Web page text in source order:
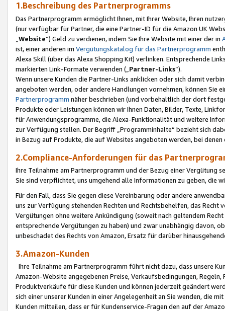
1.Beschreibung des Partnerprogramms
Das Partnerprogramm ermöglicht Ihnen, mit Ihrer Website, Ihren
(nur verfügbar für Partner, die eine Partner-ID für die Amazon UK
Website“) Geld zu verdienen, indem Sie Ihre Website mit einer der in
ist, einer anderen im Vergütungskatalog für das Partnerprogramm
Alexa Skill (über das Alexa Shopping Kit) verlinken. Entsprechende
markierten Link-Formate verwenden („ Partner-Links“).
Wenn unsere Kunden die Partner-Links anklicken oder sich damit
angeboten werden, oder andere Handlungen vornehmen, können Sie
Partnerprogramm näher beschrieben (und vorbehaltlich der dort
Produkte oder Leistungen können wir Ihnen Daten, Bilder, Texte,
für Anwendungsprogramme, die Alexa-Funktionalität und weitere
zur Verfügung stellen. Der Begriff „Programminhalte“ bezieht sich
in Bezug auf Produkte, die auf Websites angeboten werden, bei
2.Compliance-Anforderungen für das
Ihre Teilnahme am Partnerprogramm und der Bezug einer Vergütung
Sie sind verpflichtet, uns umgehend alle Informationen zu geben, die
Für den Fall, dass Sie gegen diese Vereinbarung oder andere
uns zur Verfügung stehenden Rechten und Rechtsbehelfen, das
Vergütungen ohne weitere Ankündigung (soweit nach geltendem
entsprechende Vergütungen zu haben) und zwar unabhängig davon,
unbeschadet des Rechts von Amazon, Ersatz für darüber
3.Amazon-Kunden
Ihre Teilnahme am Partnerprogramm führt nicht dazu, dass unsere
Amazon-Website angegebenen Preise, Verkaufsbedingungen,
Produktverkäufe für diese Kunden und können jederzeit geändert
sich einer unserer Kunden in einer Angelegenheit an Sie wenden, die
Kunden mitteilen, dass er für Kundenservice-Fragen den auf der